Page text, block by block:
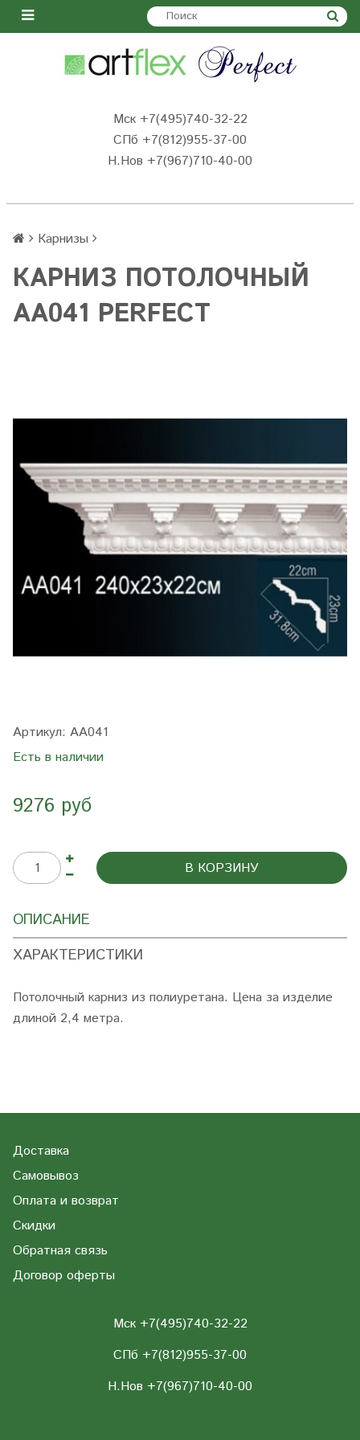
Мск +7(495)740-32-22
СПб +7(812)955-37-00
Н.Нов +7(967)710-40-00
Карнизы
КАРНИЗ ПОТОЛОЧНЫЙ
AA041 PERFECT
Артикул: AA041
Есть в наличии
9276 руб
В КОРЗИНУ
ОПИСАНИЕ
ХАРАКТЕРИСТИКИ
Потолочный карниз из полиуретана. Цена за изделие
длиной 2,4 метра.
Доставка
Самовывоз
Оплата и возврат
Скидки
Обратная связь
Договор оферты
Мск +7(495)740-32-22
СПб +7(812)955-37-00
Н.Нов +7(967)710-40-00